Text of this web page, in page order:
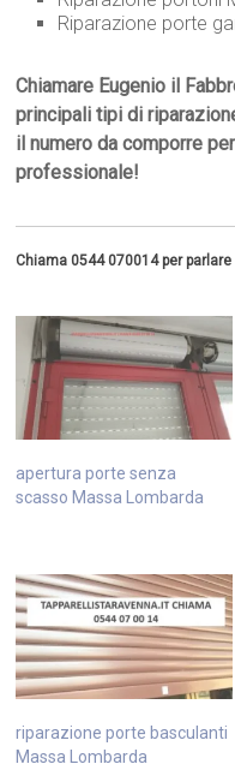
Riparazione porte
Chiamare Eugenio il
principali tipi di
il numero da comporre
professionale!
Chiama 0544 070014 per
apertura porte senza
scasso Massa Lombarda
riparazione porte basculanti
Massa Lombarda